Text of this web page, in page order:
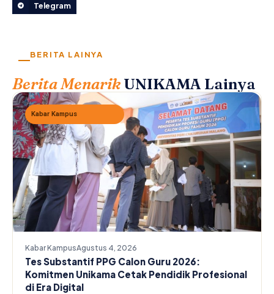
Telegram
BERITA LAINYA
Berita Menarik UNIKAMA Lainya
Kabar Kampus
Kabar KampusAgustus 4, 2026
Tes Substantif PPG Calon Guru 2026:
Komitmen Unikama Cetak Pendidik Profesional
di Era Digital